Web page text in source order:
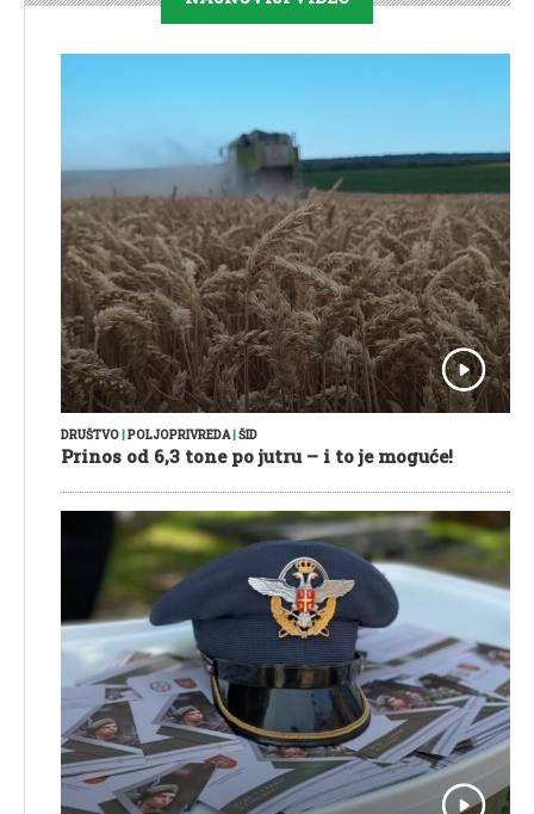
DRUŠTVO|POLJOPRIVREDA|ŠID
Prinos od 6,3 tone po jutru – i to je moguće!